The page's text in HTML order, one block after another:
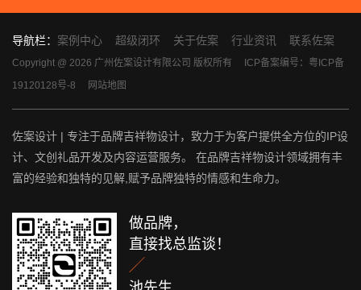
导航栏： 案例中心 超级闭环 关于佐案 行业资讯 联系佐案
Copyright @ 2026 广州佐案设计有限公司 版权所有 ICP备案编号：粤ICP备
19120128号-8
网站地图
佐案设计 | 专注于品牌吉祥物设计，致力于为客户提供全方位的IP设
计、文创礼品开发及内容运营服务。 在品牌吉祥物设计领域拥有丰
富的经验和独特的见解,赋予品牌独特的情感和生命力。
做品牌，
直接找总监谈！
